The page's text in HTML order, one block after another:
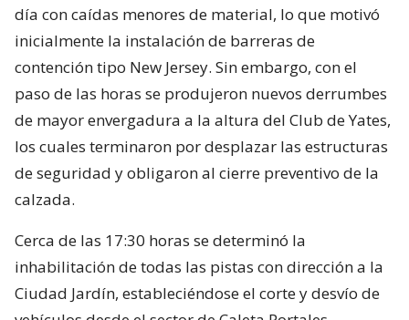
día con caídas menores de material, lo que motivó
inicialmente la instalación de barreras de
contención tipo New Jersey. Sin embargo, con el
paso de las horas se produjeron nuevos derrumbes
de mayor envergadura a la altura del Club de Yates,
los cuales terminaron por desplazar las estructuras
de seguridad y obligaron al cierre preventivo de la
calzada.
Cerca de las 17:30 horas se determinó la
inhabilitación de todas las pistas con dirección a la
Ciudad Jardín, estableciéndose el corte y desvío de